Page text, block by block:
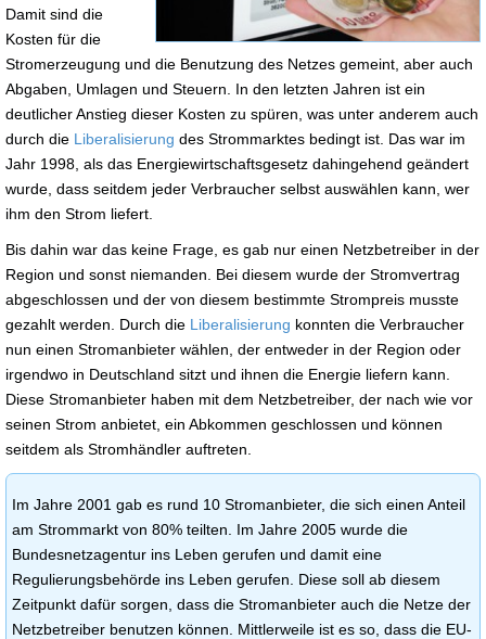
Damit sind die
Kosten für die
Stromerzeugung und die Benutzung des Netzes gemeint, aber auch
Abgaben, Umlagen und Steuern. In den letzten Jahren ist ein
deutlicher Anstieg dieser Kosten zu spüren, was unter anderem auch
durch die Liberalisierung des Strommarktes bedingt ist. Das war im
Jahr 1998, als das Energiewirtschaftsgesetz dahingehend geändert
wurde, dass seitdem jeder Verbraucher selbst auswählen kann, wer
ihm den Strom liefert.
Bis dahin war das keine Frage, es gab nur einen Netzbetreiber in der
Region und sonst niemanden. Bei diesem wurde der Stromvertrag
abgeschlossen und der von diesem bestimmte Strompreis musste
gezahlt werden. Durch die Liberalisierung konnten die Verbraucher
nun einen Stromanbieter wählen, der entweder in der Region oder
irgendwo in Deutschland sitzt und ihnen die Energie liefern kann.
Diese Stromanbieter haben mit dem Netzbetreiber, der nach wie vor
seinen Strom anbietet, ein Abkommen geschlossen und können
seitdem als Stromhändler auftreten.
Im Jahre 2001 gab es rund 10 Stromanbieter, die sich einen Anteil
am Strommarkt von 80% teilten. Im Jahre 2005 wurde die
Bundesnetzagentur ins Leben gerufen und damit eine
Regulierungsbehörde ins Leben gerufen. Diese soll ab diesem
Zeitpunkt dafür sorgen, dass die Stromanbieter auch die Netze der
Netzbetreiber benutzen können. Mittlerweile ist es so, dass die EU-